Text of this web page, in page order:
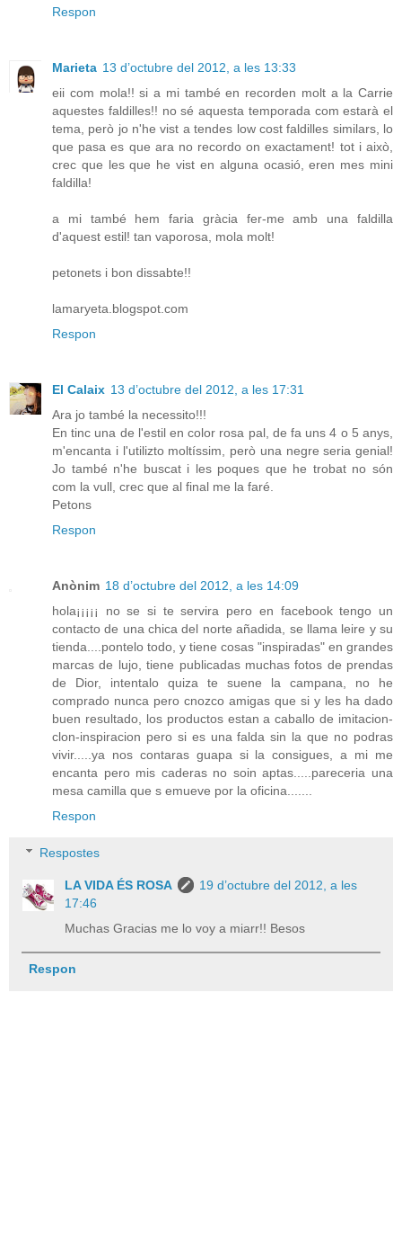
Respon
Marieta 13 d’octubre del 2012, a les 13:33
eii com mola!! si a mi també en recorden molt a la Carrie
aquestes faldilles!! no sé aquesta temporada com estarà el
tema, però jo n'he vist a tendes low cost faldilles similars, lo
que pasa es que ara no recordo on exactament! tot i això,
crec que les que he vist en alguna ocasió, eren mes mini
faldilla!
a mi també hem faria gràcia fer-me amb una faldilla
d'aquest estil! tan vaporosa, mola molt!
petonets i bon dissabte!!
lamaryeta.blogspot.com
Respon
El Calaix 13 d’octubre del 2012, a les 17:31
Ara jo també la necessito!!!
En tinc una de l'estil en color rosa pal, de fa uns 4 o 5 anys,
m'encanta i l'utilizto moltíssim, però una negre seria genial!
Jo també n'he buscat i les poques que he trobat no són
com la vull, crec que al final me la faré.
Petons
Respon
Anònim 18 d’octubre del 2012, a les 14:09
hola¡¡¡¡¡ no se si te servira pero en facebook tengo un
contacto de una chica del norte añadida, se llama leire y su
tienda....pontelo todo, y tiene cosas "inspiradas" en grandes
marcas de lujo, tiene publicadas muchas fotos de prendas
de Dior, intentalo quiza te suene la campana, no he
comprado nunca pero cnozco amigas que si y les ha dado
buen resultado, los productos estan a caballo de imitacion-
clon-inspiracion pero si es una falda sin la que no podras
vivir.....ya nos contaras guapa si la consigues, a mi me
encanta pero mis caderas no soin aptas.....pareceria una
mesa camilla que s emueve por la oficina.......
Respon
Respostes
LA VIDA ÉS ROSA
19 d’octubre del 2012, a les
17:46
Muchas Gracias me lo voy a miarr!! Besos
Respon